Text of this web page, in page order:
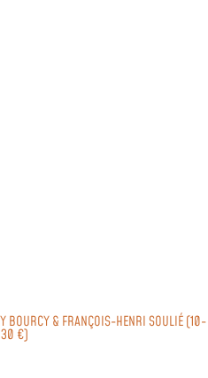
BOURCY & FRANÇOIS-HENRI SOULIÉ (10-
€)